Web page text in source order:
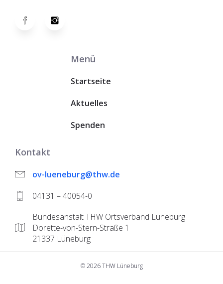
Menü
Startseite
Aktuelles
Spenden
Kontakt
ov-lueneburg@thw.de
04131 – 40054-0
Bundesanstalt THW Ortsverband Lüneburg
Dorette-von-Stern-Straße 1
21337 Lüneburg
© 2026 THW Lüneburg